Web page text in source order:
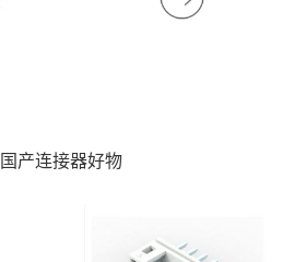
国产连接器好物